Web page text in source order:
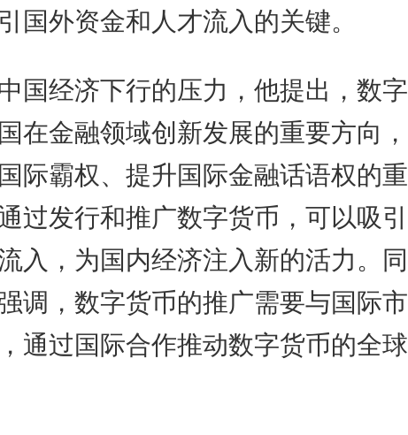
国外资金和人才流入的关键。
经济下行的压力，他提出，数字
在金融领域创新发展的重要方向，
际霸权、提升国际金融话语权的重
过发行和推广数字货币，可以吸引
入，为国内经济注入新的活力。同
调，数字货币的推广需要与国际市
通过国际合作推动数字货币的全球